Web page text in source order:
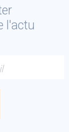
l'actu